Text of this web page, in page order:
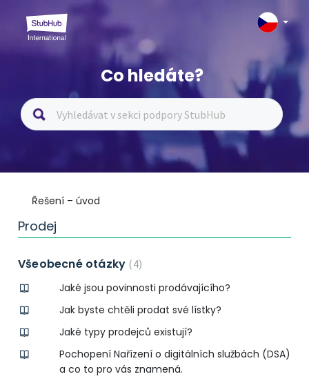
Co hledáte?
Řešení – úvod
Prodej
Všeobecné otázky 4
Jaké jsou povinnosti prodávajícího?
Jak byste chtěli prodat své lístky?
Jaké typy prodejců existují?
Pochopení Nařízení o digitálních službách (DSA)
a co to pro vás znamená.